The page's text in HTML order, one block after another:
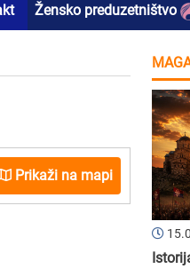
Žensko preduzetništvo
Prikaži na mapi